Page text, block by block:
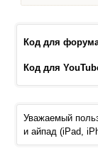
Код для
Код для
Уважаемый
и айпад (iPad,